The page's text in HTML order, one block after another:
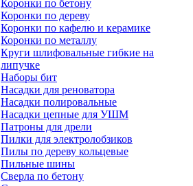
Коронки по бетону
Коронки по дереву
Коронки по кафелю и керамике
Коронки по металлу
Круги шлифовальные гибкие на
липучке
Наборы бит
Насадки для реноватора
Насадки полировальные
Насадки цепные для УШМ
Патроны для дрели
Пилки для электролобзиков
Пилы по дереву кольцевые
Пильные шины
Сверла по бетону